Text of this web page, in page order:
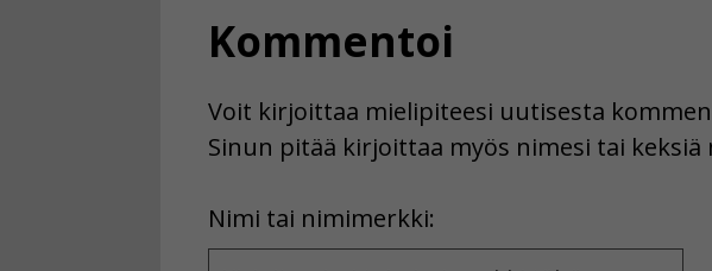
Kommentoi
Voit kirjoittaa mielipiteesi uutisesta
Sinun pitää kirjoittaa myös nimesi tai keksiä
Nimi tai nimimerkki:
Name